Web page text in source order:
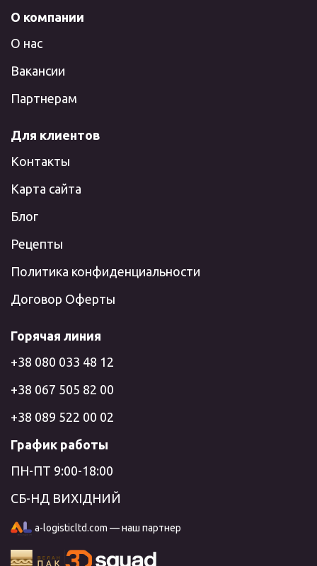
О компании
О нас
Вакансии
Партнерам
Для клиентов
Контакты
Карта сайта
Блог
Рецепты
Политика конфиденциальности
Договор Оферты
Горячая линия
+38 080 033 48 12
+38 067 505 82 00
+38 089 522 00 02
График работы
ПН-ПТ 9:00-18:00
СБ-НД ВИХІДНИЙ
a-logisticltd.com — наш партнер